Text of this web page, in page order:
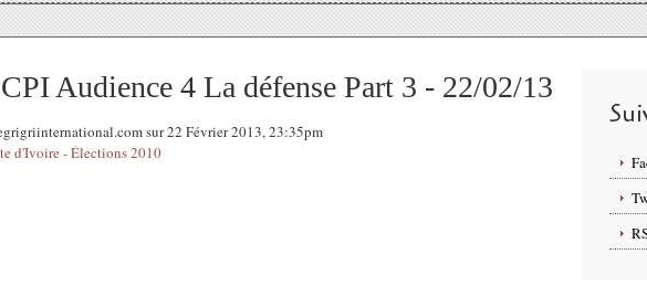
Audience 4 La défense Part 3 - 22/02/13
sur 22 Février 2013, 23:35pm
d'Ivoire - Élections 2010